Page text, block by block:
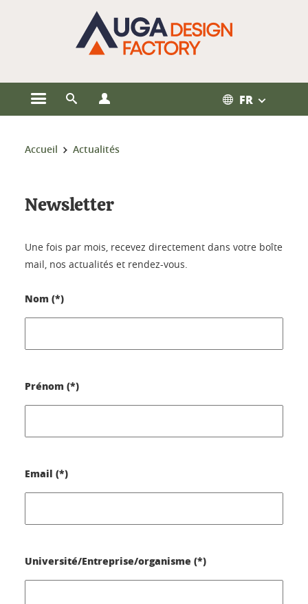
Ouvrir le menu principal
Ouvrir le moteur de recherche FR
Vous êtes ici :
Accueil Actualités
Newsletter
Une fois par mois, recevez directement dans votre boîte
mail, nos actualités et rendez-vous.
Nom (*)
Prénom (*)
Email (*)
Université/Entreprise/organisme (*)